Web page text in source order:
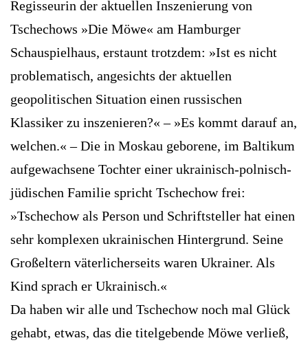
Regisseurin der aktuellen Inszenierung von
Tschechows »Die Möwe« am Hamburger
Schauspielhaus, erstaunt trotzdem: »Ist es nicht
problematisch, angesichts der aktuellen
geopolitischen Situation einen russischen
Klassiker zu inszenieren?« – »Es kommt darauf an,
welchen.« – Die in Moskau geborene, im Baltikum
aufgewachsene Tochter einer ukrainisch-polnisch-
jüdischen Familie spricht Tschechow frei:
»Tschechow als Person und Schriftsteller hat einen
sehr komplexen ukrainischen Hintergrund. Seine
Großeltern väterlicherseits waren Ukrainer. Als
Kind sprach er Ukrainisch.«
Da haben wir alle und Tschechow noch mal Glück
gehabt, etwas, das die titelgebende Möwe verließ,